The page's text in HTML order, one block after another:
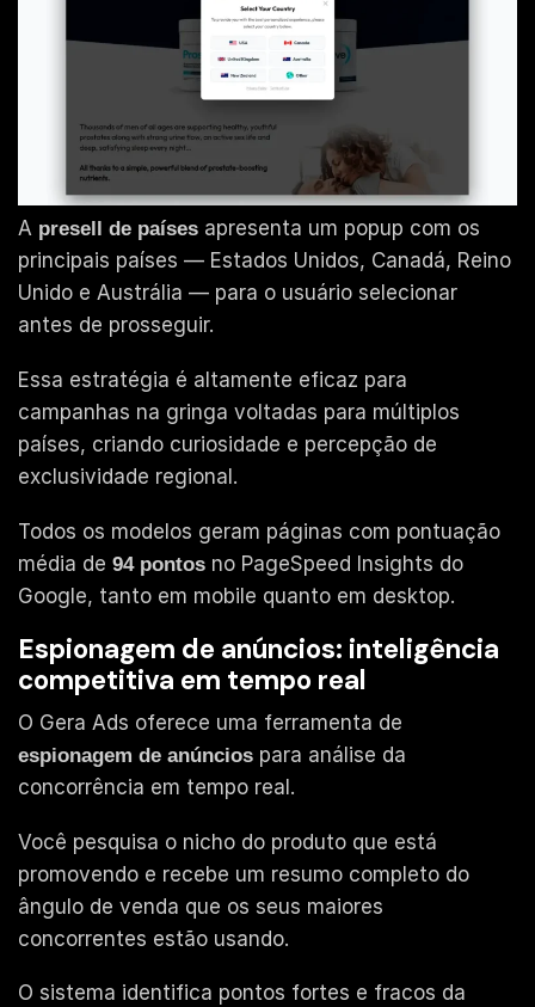
A presell de países apresenta um popup com os
principais países — Estados Unidos, Canadá, Reino
Unido e Austrália — para o usuário selecionar
antes de prosseguir.
Essa estratégia é altamente eficaz para
campanhas na gringa voltadas para múltiplos
países, criando curiosidade e percepção de
exclusividade regional.
Todos os modelos geram páginas com pontuação
média de 94 pontos no PageSpeed Insights do
Google, tanto em mobile quanto em desktop.
Espionagem de anúncios: inteligência
competitiva em tempo real
O Gera Ads oferece uma ferramenta de
espionagem de anúncios para análise da
concorrência em tempo real.
Você pesquisa o nicho do produto que está
promovendo e recebe um resumo completo do
ângulo de venda que os seus maiores
concorrentes estão usando.
O sistema identifica pontos fortes e fracos da